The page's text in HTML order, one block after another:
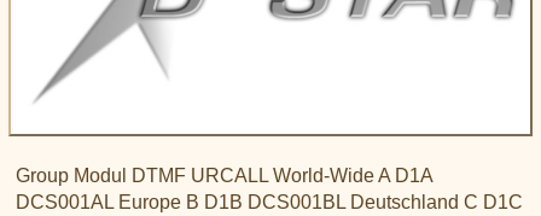
Group Modul DTMF URCALL World-Wide A D1A
DCS001AL Europe B D1B DCS001BL Deutschland C D1C